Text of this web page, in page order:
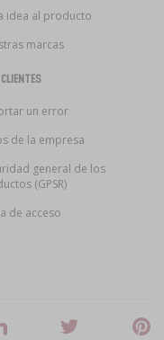
idea al producto
marcas
un error
de la empresa
general de los
(GPSR)
de acceso